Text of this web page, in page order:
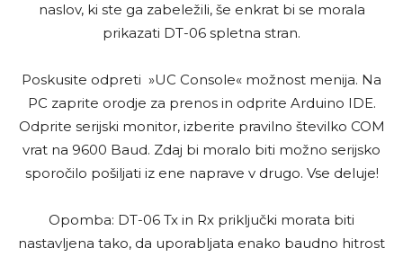
naslov, ki ste ga zabeležili, še enkrat bi se morala
prikazati DT-06 spletna stran.
Poskusite odpreti »UC Console« možnost menija. Na
PC zaprite orodje za prenos in odprite Arduino IDE.
Odprite serijski monitor, izberite pravilno številko COM
vrat na 9600 Baud. Zdaj bi moralo biti možno serijsko
sporočilo pošiljati iz ene naprave v drugo. Vse deluje!
Opomba: DT-06 Tx in Rx priključki morata biti
nastavljena tako, da uporabljata enako baudno hitrost